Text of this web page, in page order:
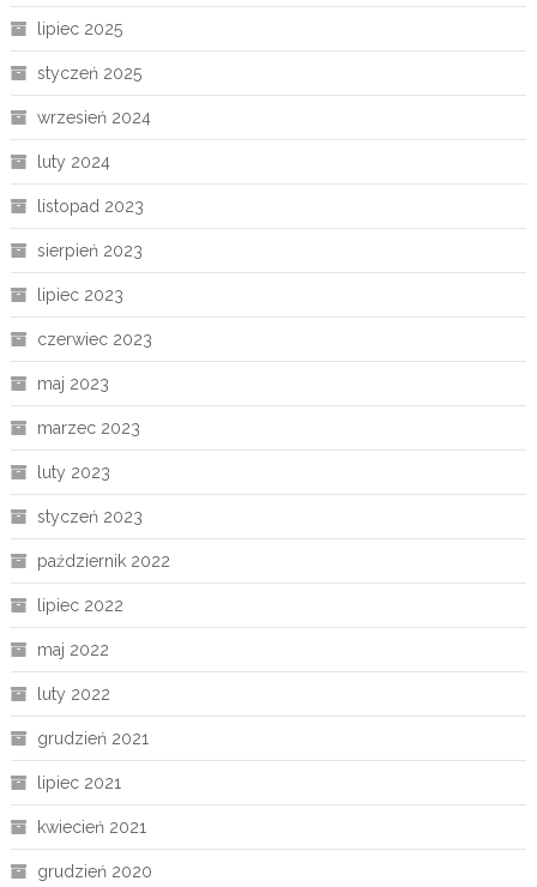
lipiec 2025
styczeń 2025
wrzesień 2024
luty 2024
listopad 2023
sierpień 2023
lipiec 2023
czerwiec 2023
maj 2023
marzec 2023
luty 2023
styczeń 2023
październik 2022
lipiec 2022
maj 2022
luty 2022
grudzień 2021
lipiec 2021
kwiecień 2021
grudzień 2020